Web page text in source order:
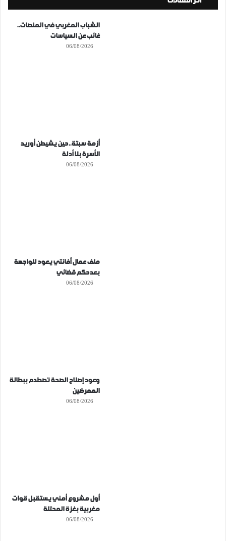
الشباب المغربي في المنصات..
غائب عن السياسات
06/08/2026
أزمة سبتة..حين يشيطن أوريد
الأسرة بلا أدلة
06/08/2026
ملف عمال أفانتي يعود للواجهة
بعدحكم قضائي
06/08/2026
وعود إصلاح الصحة تصطدم ببطالة
الممرضين
06/08/2026
أول مشروع أمني يستقبل قوات
مغربية بغزة المحتلة
06/08/2026